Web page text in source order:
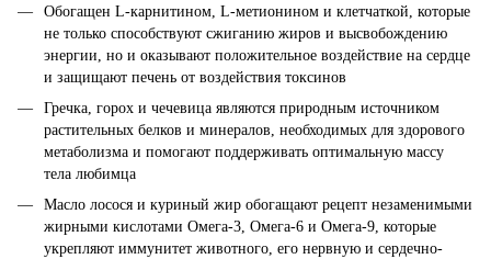
Обогащен L-карнитином, L-метионином и клетчаткой, которые
не только способствуют сжиганию жиров и высвобождению
энергии, но и оказывают положительное воздействие на сердце
и защищают печень от воздействия токсинов
Гречка, горох и чечевица являются природным источником
растительных белков и минералов, необходимых для здорового
метаболизма и помогают поддерживать оптимальную массу
тела любимца
Масло лосося и куриный жир обогащают рецепт незаменимыми
жирными кислотами Омега-3, Омега-6 и Омега-9, которые
укрепляют иммунитет животного, его нервную и сердечно-